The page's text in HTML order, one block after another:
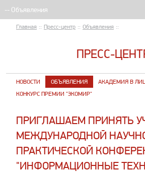
Главная :: Пресс-центр :: Объявления ::
ПРЕСС-
НОВОСТИ ОБЪЯВЛЕНИЯ
АКАДЕМИЯ В
КОНКУРС ПРЕМИИ "ЭКОМИР"
​ПРИГЛАШАЕМ ПРИНЯТЬ
МЕЖДУНАРОДНОЙ
ПРАКТИЧЕСКОЙ
"ИНФОРМАЦИОННЫЕ